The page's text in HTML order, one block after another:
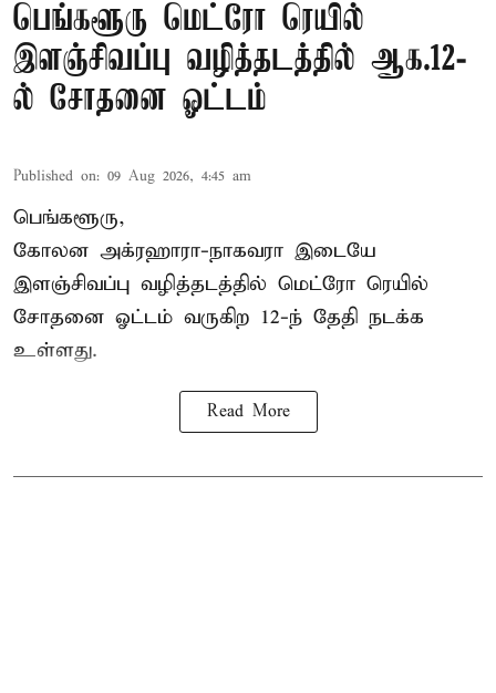
பெங்களூரு மெட்ரோ ரெயில்
இளஞ்சிவப்பு வழித்தடத்தில் ஆக.12-
ல் சோதனை ஓட்டம்
Published on: 09 Aug 2026, 4:45 am
பெங்களூரு,
கோலன அக்ரஹாரா-நாகவரா இடையே
இளஞ்சிவப்பு வழித்தடத்தில் மெட்ரோ ரெயில்
சோதனை ஓட்டம் வருகிற 12-ந் தேதி நடக்க
உள்ளது.
Read More